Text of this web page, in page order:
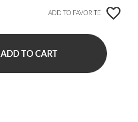
ADD TO FAVORITE
ADD TO CART